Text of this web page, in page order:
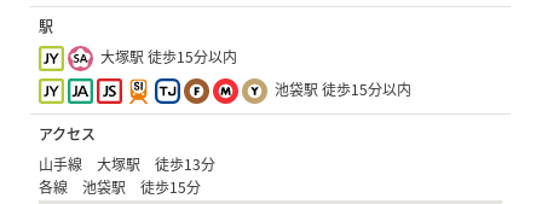
駅
大塚駅 徒歩15分以内
池袋駅 徒歩15分以内
アクセス
山手線 大塚駅 徒歩13分
各線 池袋駅 徒歩15分